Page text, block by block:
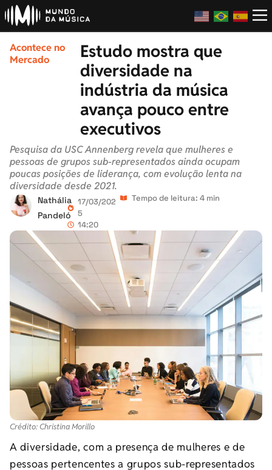
Acontece no
Mercado
Estudo mostra que
diversidade na
indústria da música
avança pouco entre
executivos
Pesquisa da USC Annenberg revela que mulheres e
pessoas de grupos sub-representados ainda ocupam
poucas posições de liderança, com evolução lenta na
diversidade desde 2021.
Nathália
Pandeló
17/03/202
5
14:20
Tempo de leitura: 4 min
Crédito: Christina Morillo
A diversidade, com a presença de mulheres e de
pessoas pertencentes a grupos sub-representados